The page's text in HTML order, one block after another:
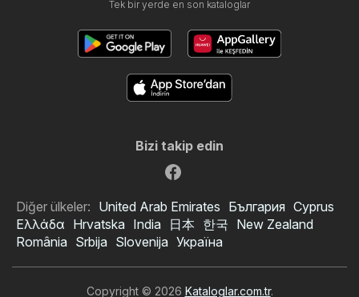
Tek bir yerde en son kataloglar
Bizi takip edin
Diğer ülkeler: United Arab Emirates България Cyprus
Ελλάδα Hrvatska India 日本 한국 New Zealand
România Srbija Slovenija Україна
Copyright © 2026 Kataloglar.com.tr.